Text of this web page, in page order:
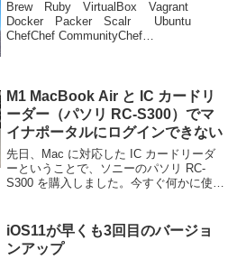
Brew Ruby VirtualBox Vagrant
Docker Packer Scalr Ubuntu
ChefChef CommunityChef
M1 MacBook Air と IC カードリ
ーダー（パソリ RC-S300）でマ
イナポータルにログインできない
先日、Mac に対応した IC カードリーダ
ーということで、ソニーのパソリ RC-
S300 を購入しました。今すぐ何かに使う
紐付けされるらしいので試しにマイナポ
ータルに...
iOS11が早くも3回目のバージョ
ンアップ